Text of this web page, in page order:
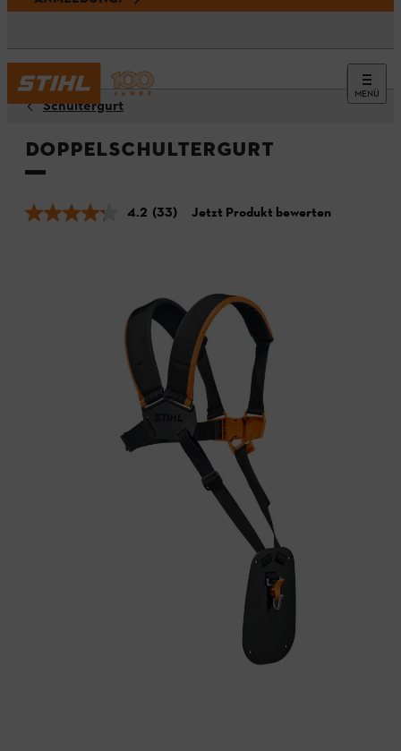
MENÜ
Schultergurt
Doppelschultergurt
4.2 (33) Jetzt Produkt bewerten